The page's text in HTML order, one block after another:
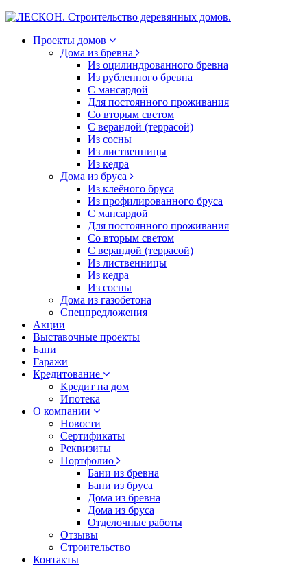
Проекты домов
Дома из бревна
Из оцилиндрованного бревна
Из рубленного бревна
С мансардой
Для постоянного проживания
Со вторым светом
С верандой (террасой)
Из сосны
Из лиственницы
Из кедра
Дома из бруса
Из клеёного бруса
Из профилированного бруса
С мансардой
Для постоянного проживания
Со вторым светом
С верандой (террасой)
Из лиственницы
Из кедра
Из сосны
Дома из газобетона
Спецпредложения
Акции
Выставочные проекты
Бани
Гаражи
Кредитование
Кредит на дом
Ипотека
О компании
Новости
Сертификаты
Реквизиты
Портфолио
Бани из бревна
Бани из бруса
Дома из бревна
Дома из бруса
Отделочные работы
Отзывы
Строительство
Контакты